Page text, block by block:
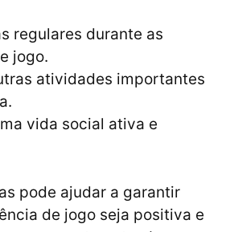
regulares durante as
jogo.
atividades importantes
vida social ativa e
pode ajudar a garantir
de jogo seja positiva e